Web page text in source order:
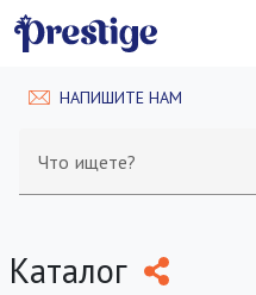
НАПИШИТЕ НАМ
Что ищете?
Каталог